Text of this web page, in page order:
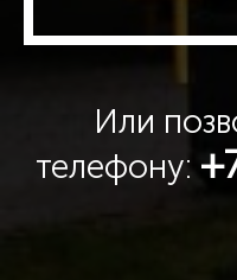
Или
телефону: